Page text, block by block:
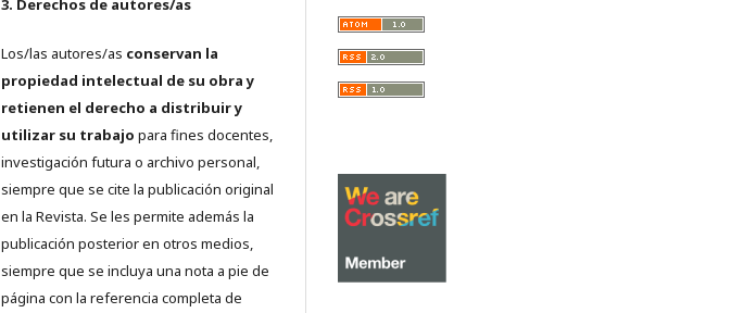
3. Derechos de autores/as
Los/las autores/as conservan la
propiedad intelectual de su obra y
retienen el derecho a distribuir y
utilizar su trabajo para fines docentes,
investigación futura o archivo personal,
siempre que se cite la publicación original
en la Revista. Se les permite además la
publicación posterior en otros medios,
siempre que se incluya una nota a pie de
página con la referencia completa de